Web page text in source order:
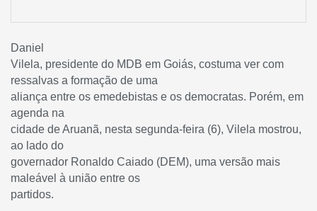
Daniel
Vilela, presidente do MDB em Goiás, costuma ver com
ressalvas a formação de uma
aliança entre os emedebistas e os democratas. Porém, em
agenda na
cidade de Aruanã, nesta segunda-feira (6), Vilela mostrou,
ao lado do
governador Ronaldo Caiado (DEM), uma versão mais
maleável à união entre os
partidos.